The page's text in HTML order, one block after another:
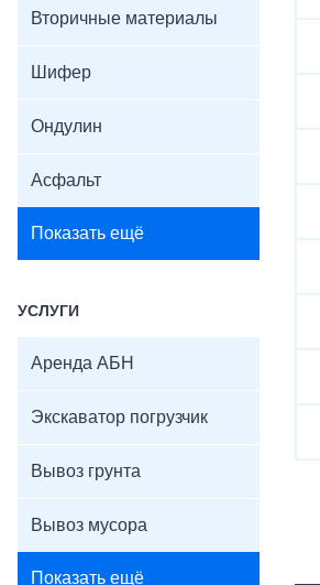
Вторичные материалы
Шифер
Ондулин
Асфальт
Показать ещё
УСЛУГИ
Аренда АБН
Экскаватор погрузчик
Вывоз грунта
Вывоз мусора
Показать ещё